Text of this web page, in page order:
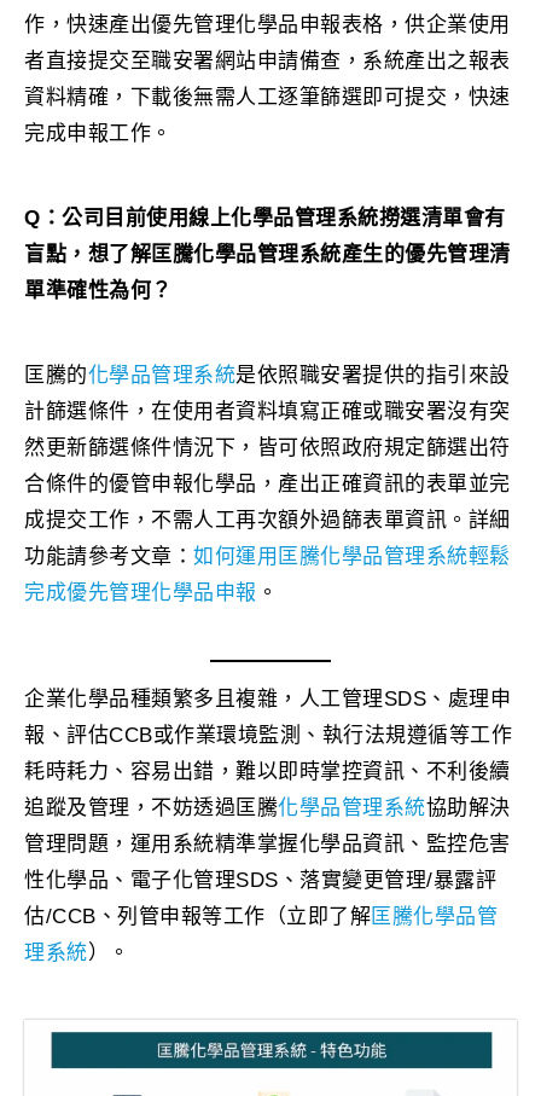
作，快速產出優先管理化學品申報表格，供企業使用
者直接提交至職安署網站申請備查，系統產出之報表
資料精確，下載後無需人工逐筆篩選即可提交，快速
完成申報工作。
Q：公司目前使用線上化學品管理系統撈選清單會有
盲點，想了解匡騰化學品管理系統產生的優先管理清
單準確性為何？
匡騰的化學品管理系統是依照職安署提供的指引來設
計篩選條件，在使用者資料填寫正確或職安署沒有突
然更新篩選條件情況下，皆可依照政府規定篩選出符
合條件的優管申報化學品，產出正確資訊的表單並完
成提交工作，不需人工再次額外過篩表單資訊。詳細
功能請參考文章： 如何運用匡騰化學品管理系統輕鬆
完成優先管理化學品申報 。
企業化學品種類繁多且複雜，人工管理SDS、處理申
報、評估CCB或作業環境監測、執行法規遵循等工作
耗時耗力、容易出錯，難以即時掌控資訊、不利後續
追蹤及管理，不妨透過匡騰化學品管理系統協助解決
管理問題，運用系統精準掌握化學品資訊、監控危害
性化學品、電子化管理SDS、落實變更管理/暴露評
估/CCB、列管申報等工作（立即了解匡騰化學品管
理系統）。